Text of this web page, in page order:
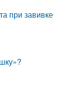
при завивке